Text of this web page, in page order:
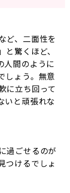
ど、二面性を
驚くほど、
人間のように
しょう。無意
に立ち回って
いと頑張れな
過ごせるのが
つけるでしょ